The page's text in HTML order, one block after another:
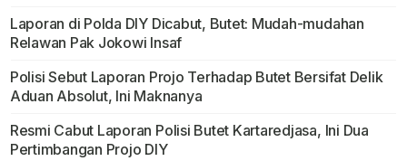
Laporan di Polda DIY Dicabut, Butet: Mudah-mudahan
Relawan Pak Jokowi Insaf
Polisi Sebut Laporan Projo Terhadap Butet Bersifat Delik
Aduan Absolut, Ini Maknanya
Resmi Cabut Laporan Polisi Butet Kartaredjasa, Ini Dua
Pertimbangan Projo DIY